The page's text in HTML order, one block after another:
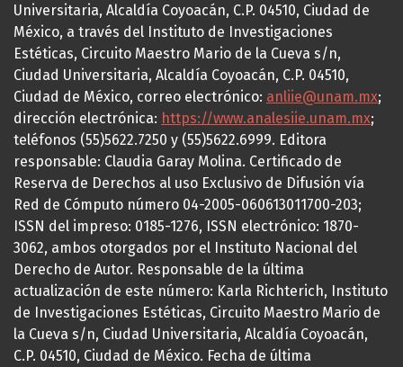
Universitaria, Alcaldía Coyoacán, C.P. 04510, Ciudad de
México, a través del Instituto de Investigaciones
Estéticas, Circuito Maestro Mario de la Cueva s/n,
Ciudad Universitaria, Alcaldía Coyoacán, C.P. 04510,
Ciudad de México, correo electrónico: anliie@unam.mx;
dirección electrónica: https://www.analesiie.unam.mx;
teléfonos (55)5622.7250 y (55)5622.6999. Editora
responsable: Claudia Garay Molina. Certificado de
Reserva de Derechos al uso Exclusivo de Difusión vía
Red de Cómputo número 04-2005-060613011700-203;
ISSN del impreso: 0185-1276, ISSN electrónico: 1870-
3062, ambos otorgados por el Instituto Nacional del
Derecho de Autor. Responsable de la última
actualización de este número: Karla Richterich, Instituto
de Investigaciones Estéticas, Circuito Maestro Mario de
la Cueva s/n, Ciudad Universitaria, Alcaldía Coyoacán,
C.P. 04510, Ciudad de México. Fecha de última